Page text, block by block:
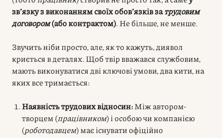
зв’язку з виконанням своїх обов’язків затрудовим
договором(або контрактом). Не більше, не менше.
Звучить ніби просто, але, як то кажуть, диявол
криється в деталях. Щоб твір вважався службовим,
мають виконуватися дві ключові умови, два кити, на
яких все тримається:
Наявність трудових відносин:Між автором-
творцем (працівником) і особою чи компанією
(роботодавцем) має існувати офіційно